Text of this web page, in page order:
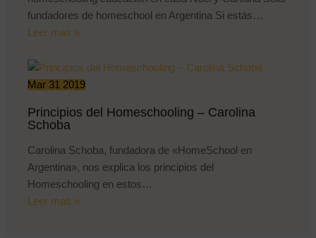
fundadores de homeschool en Argentina Si estás…
Leer mas »
Mar 31 2019
Principios del Homeschooling – Carolina
Schoba
Carolina Schoba, fundadora de «HomeSchool en
Argentina», nos explica los principios del
Homeschooling en estos…
Leer mas »